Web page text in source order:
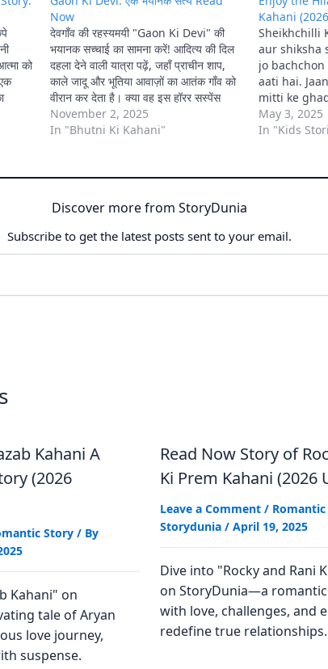
को
Now
देवगाँव की रहस्यमयी "Gaon Ki Devi" की
भयानक सच्चाई का सामना करें! आदित्य की दिल
दहला देने वाली यात्रा पढ़ें, जहाँ प्राचीन शाप,
काले जादू और भूतिया आवाज़ों का आतंक गाँव को
वीरान कर देता है। क्या वह इस हॉरर सस्पेंस
स्टोरी से बच पाएगा?
November 2, 2025
In "Bhutni Ki Kahani"
Kahani
Sheikhchilli
aur shiksha
jo
aati hai.
mitti ke
May 3, 2025
In "Kids
Discover more from StoryDunia
Subscribe to get the latest posts sent to your email.
Kahani A
(2026
Story / By
Kahani" on
tale of Aryan
love journey,
suspense.
Read Now Story of
Ki Prem Kahani (2026
Leave a Comment/
Storydunia/ April 19, 2025
Dive into "Rocky and Rani
on StoryDunia—a
with love, challenges, and
redefine true relationships.